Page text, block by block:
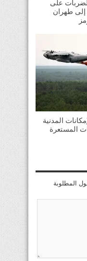
على
إلى طهران
المدنية
المستعرة
المطلوبة